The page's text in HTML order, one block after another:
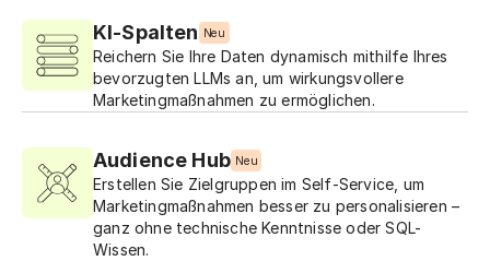
KI-Spalten Neu
Reichern Sie Ihre Daten dynamisch mithilfe Ihres
bevorzugten LLMs an, um wirkungsvollere
Marketingmaßnahmen zu ermöglichen.
Audience Hub Neu
Erstellen Sie Zielgruppen im Self-Service, um
Marketingmaßnahmen besser zu personalisieren –
ganz ohne technische Kenntnisse oder SQL-
Wissen.